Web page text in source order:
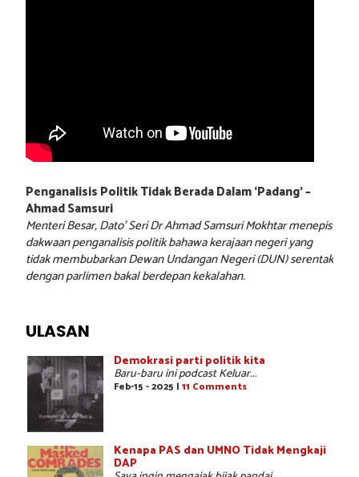
Penganalisis Politik Tidak Berada Dalam ‘Padang’ –
Ahmad Samsuri
Menteri Besar, Dato’ Seri Dr Ahmad Samsuri Mokhtar menepis
dakwaan penganalisis politik bahawa kerajaan negeri yang
tidak membubarkan Dewan Undangan Negeri (DUN) serentak
dengan parlimen bakal berdepan kekalahan.
ULASAN
Demokrasi parti politik kita
Baru-baru ini podcast Keluar...
Feb-15 - 2025 | 11 Comments
Kenapa PAS dan UMNO Tidak Mengkaji
DAP